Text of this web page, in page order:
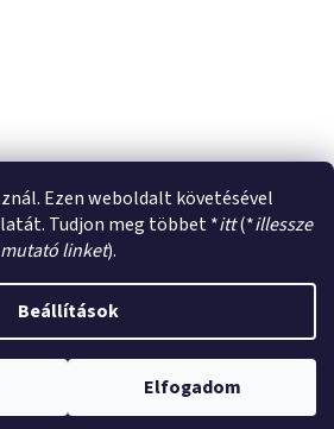
Ezen weboldalt követésével
Tudjon meg többet *itt(*illessze
linket).
Beállítások
Elfogadom
. Minden jog fenntartva.Süti
szerkesztése